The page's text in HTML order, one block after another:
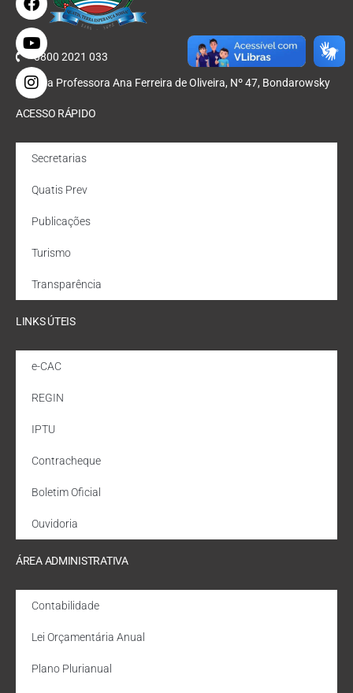
0800 2021 033
Rua Professora Ana Ferreira de Oliveira, Nº 47, Bondarowsky
ACESSO RÁPIDO
Secretarias
Quatis Prev
Publicações
Turismo
Transparência
LINKS ÚTEIS
e-CAC
REGIN
IPTU
Contracheque
Boletim Oficial
Ouvidoria
ÁREA ADMINISTRATIVA
Contabilidade
Lei Orçamentária Anual
Plano Plurianual